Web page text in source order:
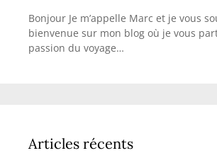
Bonjour Je m’appelle Marc et je vous
bienvenue sur mon blog où je vous
passion du voyage…
Articles récents